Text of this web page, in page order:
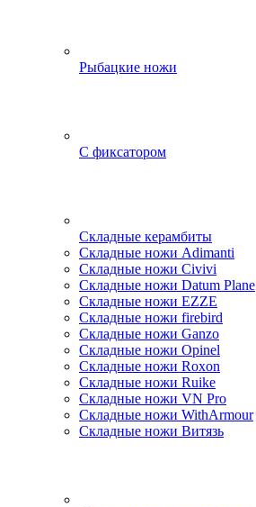
Рыбацкие ножи
С фиксатором
Складные керамбиты
Складные ножи Adimanti
Складные ножи Civivi
Складные ножи Datum Plane
Складные ножи EZZE
Складные ножи firebird
Складные ножи Ganzo
Складные ножи Opinel
Складные ножи Roxon
Складные ножи Ruike
Складные ножи VN Pro
Складные ножи WithArmour
Складные ножи Витязь